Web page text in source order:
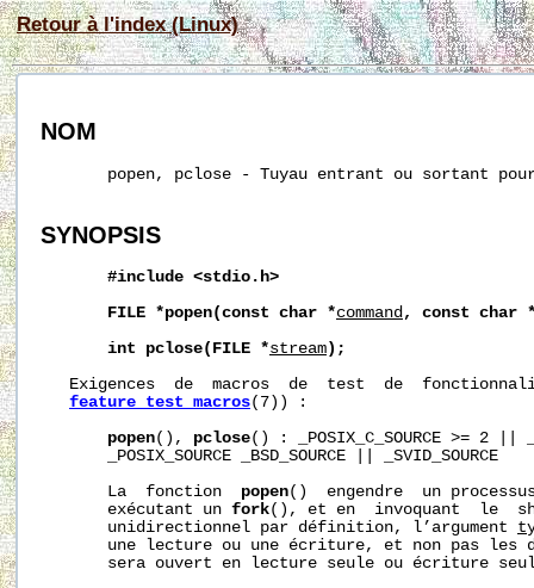
Retour à l'index (Linux)
NOM
popen, pclose - Tuyau entrant ou sortant
SYNOPSIS
#include <stdio.h>
FILE *popen(const char *command, const char
int
pclose(FILE *stream );
Exigences  de  macros  de  test  de
feature_test_macros(7)) :
popen(), pclose() : _POSIX_C_SOURCE >= 2 ||
       _POSIX_SOURCE _BSD_SOURCE || _SVID_SOURCE
       La  fonction
popen()  engendre  un
       exécutant un
fork(), et en  invoquant  le
       unidirectionnel par définition, l’argument
une lecture ou une écriture, et non pas les
sera ouvert en lecture seule ou écriture